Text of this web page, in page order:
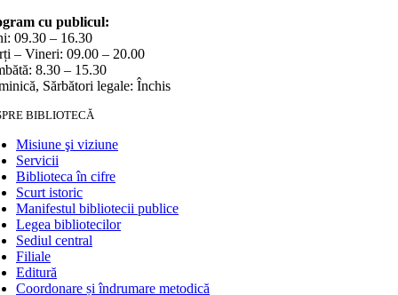
cu publicul:
09.30 – 16.30
– Vineri: 09.00 – 20.00
8.30 – 15.30
Sărbători legale: Închis
BIBLIOTECĂ
Misiune şi viziune
Servicii
Biblioteca în cifre
Scurt istoric
Manifestul bibliotecii publice
Legea bibliotecilor
Sediul central
Filiale
Editură
Coordonare și îndrumare metodică